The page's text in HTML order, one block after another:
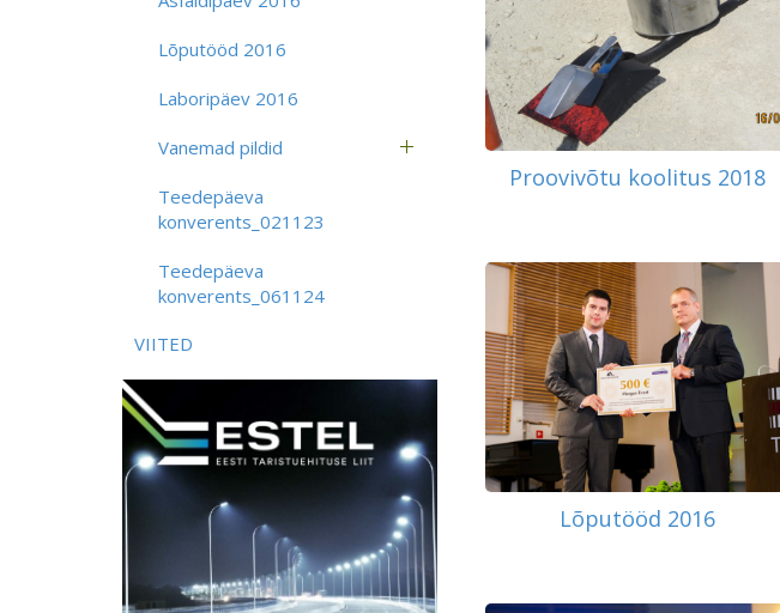
Lõputööd 2016
Laboripäev 2016
Vanemad pildid
Teedepäeva
konverents_021123
Teedepäeva
konverents_061124
VIITED
Proovivõtu koolitus 2018
Lõputööd 2016